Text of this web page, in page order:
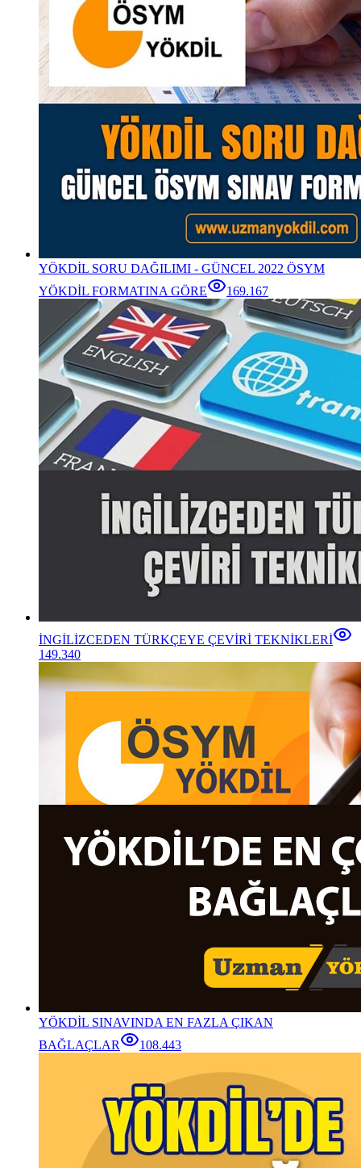
YÖKDİL SORU DAĞILIMI - GÜNCEL 2022 ÖSYM
YÖKDİL FORMATINA GÖRE
169.167
İNGİLİZCEDEN TÜRKÇEYE ÇEVİRİ TEKNİKLERİ
149.340
YÖKDİL SINAVINDA EN FAZLA ÇIKAN
BAĞLAÇLAR
108.443